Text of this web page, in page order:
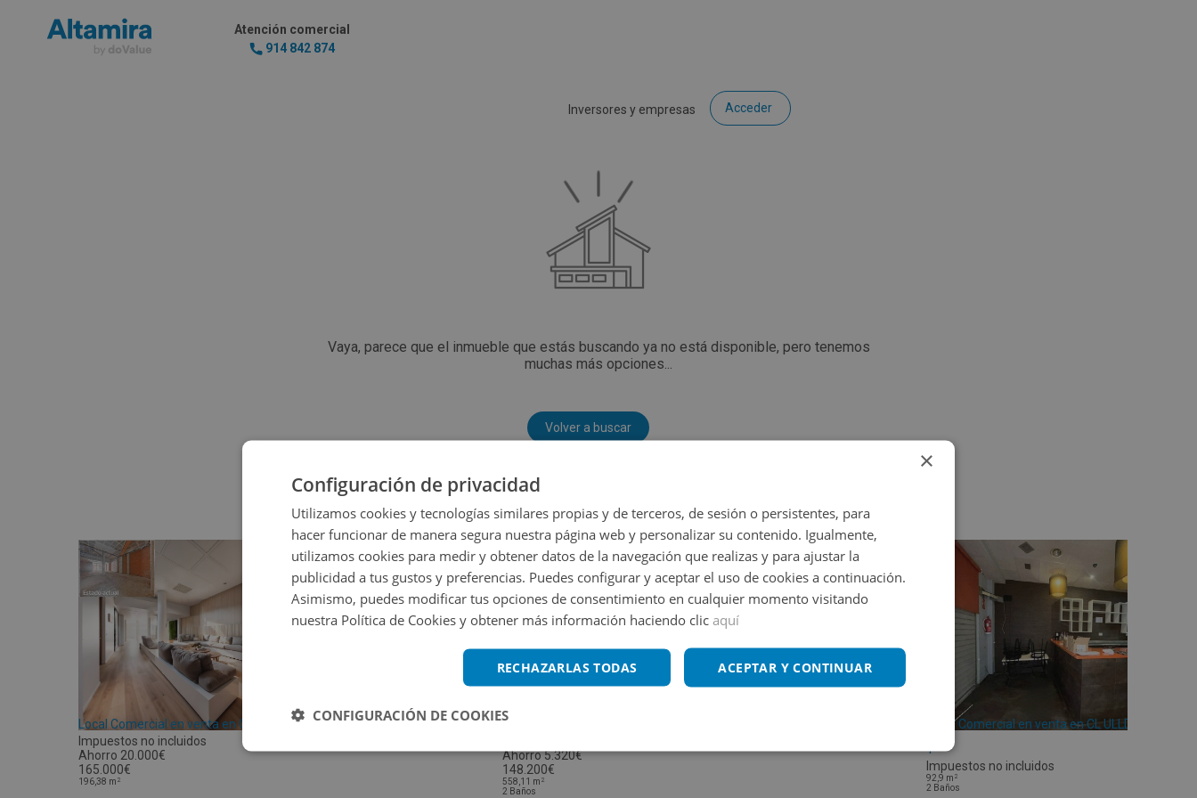
Atención comercial
914 842 874
Inversores y empresas Acceder
Vaya, parece que el inmueble que estás buscando ya no está disponible, pero tenemos
muchas más opciones...
Volver a buscar
Local Comercial en venta en CL SAN ROQUE -
Impuestos no incluidos
Ahorro 20.000€
165.000€
196,38 m 2
Local Comercial en venta en CL SAN JAIME -
Ahorro 5.320€
148.200€
558,11 m 2
2 Baños
Local Comercial en venta en CL ULLDECONA
1
Impuestos no incluidos
92,9 m 2
2 Baños
×
Configuración de privacidad
Utilizamos cookies y tecnologías similares propias y de terceros, de sesión o persistentes, para
hacer funcionar de manera segura nuestra página web y personalizar su contenido. Igualmente,
utilizamos cookies para medir y obtener datos de la navegación que realizas y para ajustar la
publicidad a tus gustos y preferencias. Puedes configurar y aceptar el uso de cookies a continuación.
Asimismo, puedes modificar tus opciones de consentimiento en cualquier momento visitando
nuestra Política de Cookies y obtener más información haciendo clic aquí
ACEPTAR Y CONTINUAR
RECHAZARLAS TODAS
CONFIGURACIÓN DE COOKIES